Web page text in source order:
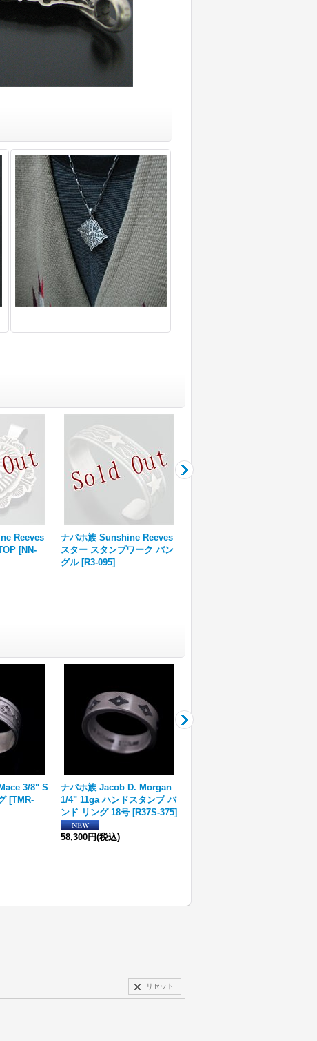
Reeves
[NN-
ナバホ族 Sunshine Reeves
スター スタンプワーク バン
グル [R3-095]
3/8" S
[TMR-
ナバホ族 Jacob D. Morgan
1/4" 11ga ハンドスタンプ バ
ンド リング 18号 [R37S-375]
58,300円(税込)
リセット